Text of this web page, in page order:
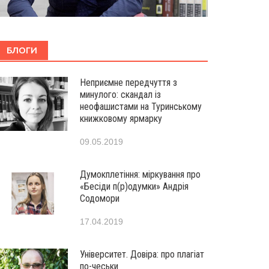
БЛОГИ
Неприємне передчуття з
минулого: скандал із
неофашистами на Туринському
книжковому ярмарку
09.05.2019
Думокплетіння: міркування про
«Бесіди п(р)одумки» Андрія
Содомори
17.04.2019
Університет. Довіра: про плагіат
по-чеськи